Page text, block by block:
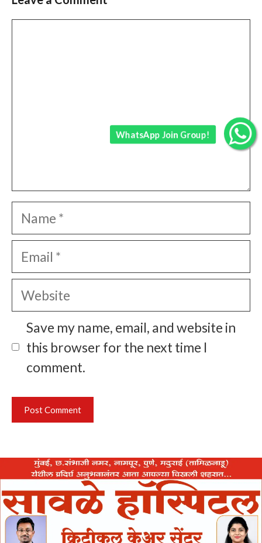
Name
Email
Website
Save my name, email, and website in
this browser for the next time I
comment.
WhatsApp Join Group!